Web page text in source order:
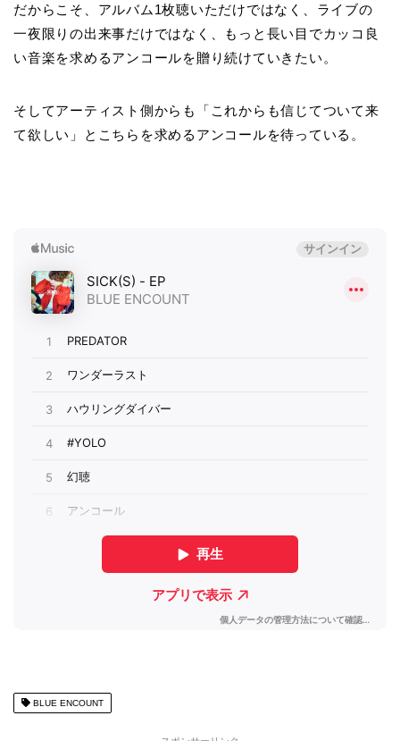
だからこそ、アルバム1枚聴いただけではなく、ライブの
一夜限りの出来事だけではなく、もっと長い目でカッコ良
い音楽を求めるアンコールを贈り続けていきたい。
そしてアーティスト側からも「これからも信じてついて来
て欲しい」とこちらを求めるアンコールを待っている。
BLUE ENCOUNT